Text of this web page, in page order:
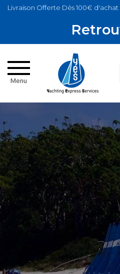
Livraison Offerte Dès 100€
Menu